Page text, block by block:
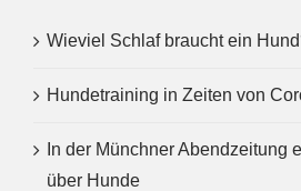
Wieviel Schlaf braucht ein
Hundetraining in Zeiten von
In der Münchner Abendzeitung
über Hunde